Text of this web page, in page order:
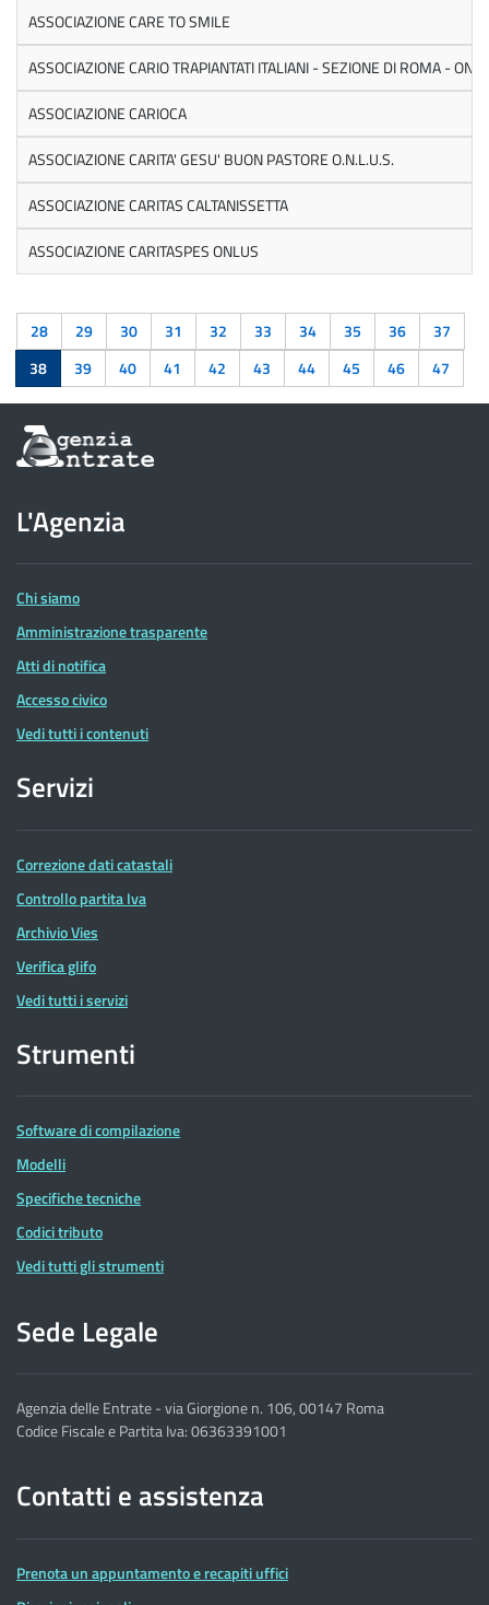
ASSOCIAZIONE CARE TO SMILE
ASSOCIAZIONE CARIO TRAPIANTATI ITALIANI - SEZIONE DI ROMA -
ASSOCIAZIONE CARIOCA
ASSOCIAZIONE CARITA' GESU' BUON PASTORE O.N.L.U.S.
ASSOCIAZIONE CARITAS CALTANISSETTA
ASSOCIAZIONE CARITASPES ONLUS
28 29 30 31 32 33 34 35 36
37
38
39 40 41 42 43 44 45 46 47
Informazioni
sul
dell'Agenzia
delle
Entrate
L'Agenzia
Chi siamo
Amministrazione trasparente
Atti di notifica
Accesso civico
Vedi tutti i contenuti
Servizi
Correzione dati catastali
Controllo partita Iva
Archivio Vies
Verifica glifo
Vedi tutti i servizi
Strumenti
Software di compilazione
Modelli
Specifiche tecniche
Codici tributo
Vedi tutti gli strumenti
Sede Legale
Agenzia delle Entrate - via Giorgione n. 106, 00147 Roma
Codice Fiscale e Partita Iva: 06363391001
Contatti e assistenza
Prenota un appuntamento e recapiti uffici